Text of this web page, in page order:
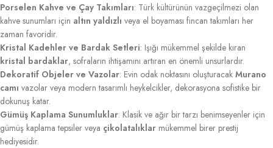
Porselen Kahve ve Çay Takımları: Türk kültürünün vazgeçilmezi olan
kahve sunumları için altın yaldızlı veya el boyaması fincan takımları her
zaman favoridir.
Kristal Kadehler ve Bardak Setleri: Işığı mükemmel şekilde kıran
kristal bardaklar, sofraların ihtişamını artıran en önemli unsurlardır.
Dekoratif Objeler ve Vazolar: Evin odak noktasını oluşturacak Murano
camı vazolar veya modern tasarımlı heykelcikler, dekorasyona sofistike bir
dokunuş katar.
Gümüş Kaplama Sunumluklar: Klasik ve ağır bir tarzı benimseyenler için
gümüş kaplama tepsiler veya çikolatalıklar mükemmel birer prestij
hediyesidir.